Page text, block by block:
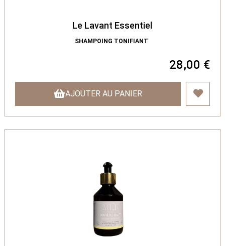
Le Lavant Essentiel
SHAMPOING TONIFIANT
28,00 €
AJOUTER AU PANIER